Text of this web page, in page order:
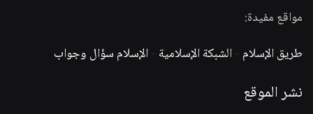
مواقع مفيدة:
طريق الإسلام -الشبكة الإسلامية -الإسلام سؤال وجواب
نشر الموقع